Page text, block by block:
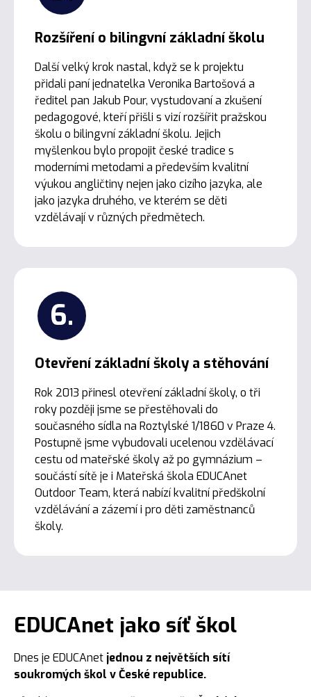
Rozšíření o bilingvní základní školu
Další velký krok nastal, když se k projektu
přidali paní jednatelka Veronika Bartošová a
ředitel pan Jakub Pour, vystudovaní a zkušení
pedagogové, kteří přišli s vizí rozšířit pražskou
školu o bilingvní základní školu. Jejich
myšlenkou bylo propojit české tradice s
moderními metodami a především kvalitní
výukou angličtiny nejen jako cizího jazyka, ale
jako jazyka druhého, ve kterém se děti
vzdělávají v různých předmětech.
6.
Otevření základní školy a stěhování
Rok 2013 přinesl otevření základní školy, o tři
roky později jsme se přestěhovali do
současného sídla na Roztylské 1/1860 v Praze 4.
Postupně jsme vybudovali ucelenou vzdělávací
cestu od mateřské školy až po gymnázium –
součástí sítě je i Mateřská škola EDUCAnet
Outdoor Team, která nabízí kvalitní předškolní
vzdělávání a zázemí i pro děti zaměstnanců
školy.
EDUCAnet jako síť škol
Dnes je EDUCAnet jednou z největších sítí
soukromých škol vČeské republice.